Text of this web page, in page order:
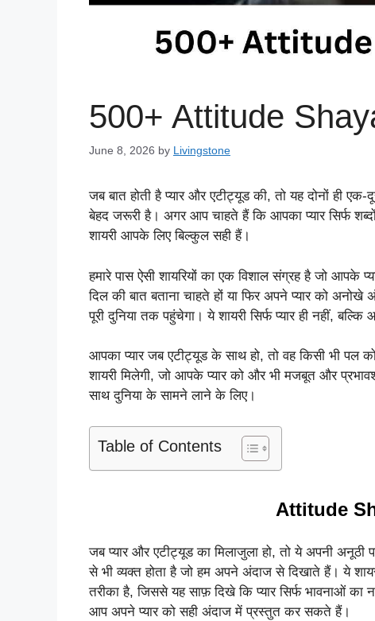
500+ Attitude
June 8, 2026 by Livingstone
जब बात होती है प्यार और एटीट्यूड की, तो यह दोनों ही
बेहद जरूरी है। अगर आप चाहते हैं कि आपका प्यार सिर्फ
शायरी आपके लिए बिल्कुल सही हैं।
हमारे पास ऐसी शायरियों का एक विशाल संग्रह है जो
दिल की बात बताना चाहते हों या फिर अपने प्यार को
पूरी दुनिया तक पहुंचेगा। ये शायरी सिर्फ प्यार ही नहीं,
आपका प्यार जब एटीट्यूड के साथ हो, तो वह किसी भी
शायरी मिलेगी, जो आपके प्यार को और भी मजबूत और
साथ दुनिया के सामने लाने के लिए।
Table of Contents
Attitude
जब प्यार और एटीट्यूड का मिलाजुला हो, तो ये अपनी अनूठी
से भी व्यक्त होता है जो हम अपने अंदाज से दिखाते हैं। ये
तरीका है, जिससे यह साफ़ दिखे कि प्यार सिर्फ भावनाओं का
आप अपने प्यार को सही अंदाज में प्रस्तुत कर सकते हैं।